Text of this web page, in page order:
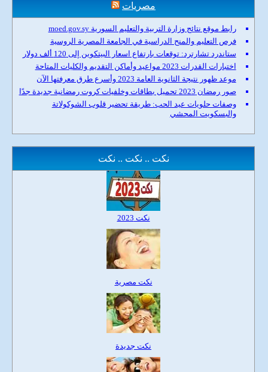
مصريات
رابط موقع نتائج وزارة التربية والتعليم السورية moed.gov.sy
فرص التعليم والمنح الدراسية في الجامعة المصرية الروسية
ستاندرد تشارترد: توقعات بارتفاع اسعار البيتكوين إلى 120 ألف دولار
اختبارات القدرات 2023 مواعيد وأماكن التقديم والكليات المتاحة
موعد ظهور نتيجة الثانوية العامة 2023 وأسرع طرق معرفتها الآن
صور رمضان 2023 تحميل بطاقات وخلفيات كروت رمضانية جديدة جدًا
وصفات حلويات عيد الحب: طريقة تحضير قلوب الشوكولاتة
والبسكويت المحشي
نكت .. نكت .. نكت
نكت 2023
نكت مصرية
نكت جديدة